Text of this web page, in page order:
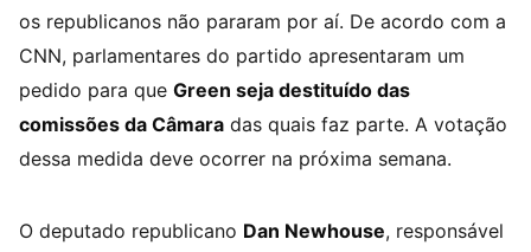
os republicanos não pararam por aí. De acordo com a
CNN, parlamentares do partido apresentaram um
pedido para que Green seja destituído das
comissões da Câmara das quais faz parte. A votação
dessa medida deve ocorrer na próxima semana.
O deputado republicano Dan Newhouse, responsável